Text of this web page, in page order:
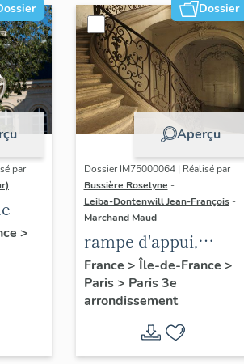
par
>
Dossier
Aperçu
Dossier IM75000064 | Réalisé par
Bussière Roselyne -
Leiba-Dontenwill Jean-François -
Marchand Maud
rampe d'appui,
escalier de la maison
à porte cochère dite
hôtel Le Lièvre de
La Grange
France > Île-de-France >
Paris> Paris 3e
arrondissement